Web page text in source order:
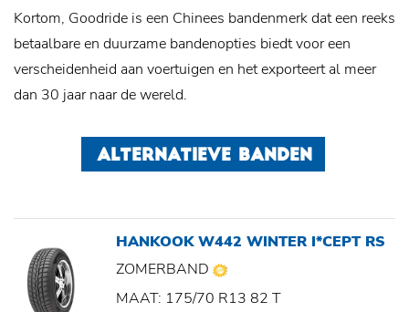
Kortom, Goodride is een Chinees bandenmerk dat een reeks
betaalbare en duurzame bandenopties biedt voor een
verscheidenheid aan voertuigen en het exporteert al meer
dan 30 jaar naar de wereld.
ALTERNATIEVE BANDEN
HANKOOK W442 WINTER I*CEPT RS
ZOMERBAND
MAAT: 175/70 R13 82 T